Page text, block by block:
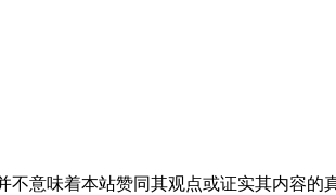
意味着本站赞同其观点或证实其内容的